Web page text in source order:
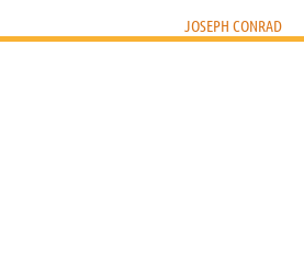
JOSEPH CONRAD